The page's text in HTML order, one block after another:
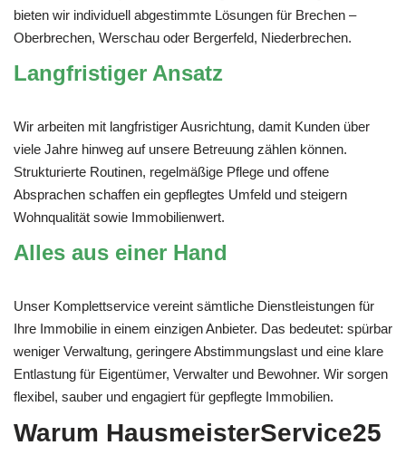
bieten wir individuell abgestimmte Lösungen für Brechen –
Oberbrechen, Werschau oder Bergerfeld, Niederbrechen.
Langfristiger Ansatz
Wir arbeiten mit langfristiger Ausrichtung, damit Kunden über
viele Jahre hinweg auf unsere Betreuung zählen können.
Strukturierte Routinen, regelmäßige Pflege und offene
Absprachen schaffen ein gepflegtes Umfeld und steigern
Wohnqualität sowie Immobilienwert.
Alles aus einer Hand
Unser Komplettservice vereint sämtliche Dienstleistungen für
Ihre Immobilie in einem einzigen Anbieter. Das bedeutet: spürbar
weniger Verwaltung, geringere Abstimmungslast und eine klare
Entlastung für Eigentümer, Verwalter und Bewohner. Wir sorgen
flexibel, sauber und engagiert für gepflegte Immobilien.
Warum HausmeisterService25